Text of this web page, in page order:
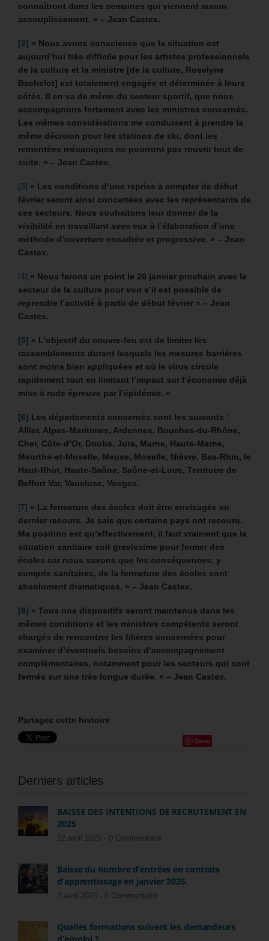
connaîtront dans les semaines qui viennent aucun
assouplissement. » – Jean Castex.
[2] « Nous avons conscience que la situation est
aujourd’hui très difficile pour les artistes professionnels
de la culture et la ministre [de la culture, Roselyne
Bachelot] est totalement engagée et déterminée à leurs
côtés. Il en va de même du secteur sportif, que nous
accompagnons fortement avec les ministres concernés.
Les mêmes considérations me conduisent à prendre la
même décision pour les stations de ski, dont les
remontées mécaniques ne pourront pas rouvrir tout de
suite. » – Jean Castex.
[3] « Les conditions d’une reprise à compter de début
février seront ainsi concertées avec les représentants de
ces secteurs. Nous souhaitons leur donner de la
visibilité en travaillant avec eux à l’élaboration d’une
méthode d’ouverture encadrée et progressive. » – Jean
Castex.
[4] « Nous ferons un point le 20 janvier prochain avec le
secteur de la culture pour voir s’il est possible de
reprendre l’activité à partir de début février » – Jean
Castex.
[5] « L’objectif du couvre-feu est de limiter les
rassemblements durant lesquels les mesures barrières
sont moins bien appliquées et où le virus circule
rapidement tout en limitant l’impact sur l’économie déjà
mise à rude épreuve par l’épidémie. »
[6] Les départements concernés sont les suivants :
Allier, Alpes-Maritimes, Ardennes, Bouches-du-Rhône,
Cher, Côte-d’Or, Doubs, Jura, Marne, Haute-Marne,
Meurthe-et-Moselle, Meuse, Moselle, Nièvre, Bas-Rhin, le
Haut-Rhin, Haute-Saône, Saône-et-Loire, Territoire de
Belfort Var, Vaucluse, Vosges.
[7] « La fermeture des écoles doit être envisagée en
dernier recours. Je sais que certains pays ont recouru.
Ma position est qu’effectivement, il faut vraiment que la
situation sanitaire soit gravissime pour fermer des
écoles car nous savons que les conséquences, y
compris sanitaires, de la fermeture des écoles sont
absolument dramatiques. » – Jean Castex.
[8] « Tous nos dispositifs seront maintenus dans les
mêmes conditions et les ministres compétents seront
chargés de rencontrer les filières concernées pour
examiner d’éventuels besoins d’accompagnement
complémentaires, notamment pour les secteurs qui sont
fermés sur une très longue durée. » – Jean Castex.
Partagez cette histoire
Save
Derniers articles
BAISSE DES INTENTIONS DE RECRUTEMENT EN
2025
12 avril 2025 - 0 Commentaire
Baisse du nombre d’entrées en contrats
d’apprentissage en janvier 2025.
2 avril 2025 - 0 Commentaire
Quelles formations suivent les demandeurs